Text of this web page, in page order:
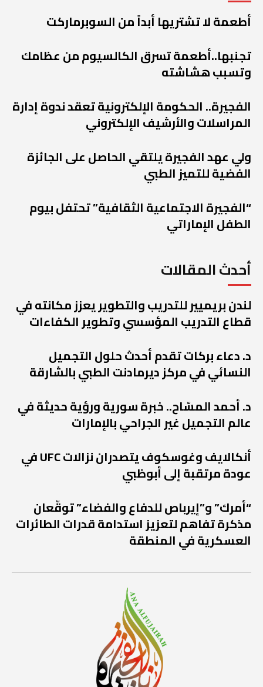
أطعمة لا تشتريها أبداً من السوبرماركت
تجنبها..أطعمة تسرق الكالسيوم من عظامك
وتسبب هشاشته
الفجيرة.. الحكومة الإلكترونية تعقد ندوة إدارة
المراسلات والأرشيف الإلكتروني
ولي عهد الفجيرة يلتقي الحاصل على الجائزة
الفضية للتميز الطبي
“الفجيرة الاجتماعية الثقافية” تحتفل بيوم
الطفل الإماراتي
أحدث المقالات
لندن بريميير للتدريب والتطوير يعزز مكانته في
قطاع التدريب المؤسسي وتطوير الكفاءات
د. دعاء بركات تقدم أحدث حلول التجميل
النسائي في مركز ديرمادنت الطبي بالشارقة
د. أحمد المسّاح.. خبرة سورية ورؤية حديثة في
عالم التجميل غير الجراحي بالإمارات
أنكالايف وغوسكوف يتصدران نزالات UFC في
عودة مرتقبة إلى أبوظبي
“أمرك” و”إيرباص للدفاع والفضاء” توقّعان
مذكرة تفاهم لتعزيز استدامة قدرات الطائرات
العسكرية في المنطقة